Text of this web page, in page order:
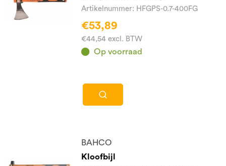
Artikelnummer: HFGPS-0.7-400FG
€53,89
€44,54 excl. BTW
Op voorraad
BAHCO
Kloofbijl